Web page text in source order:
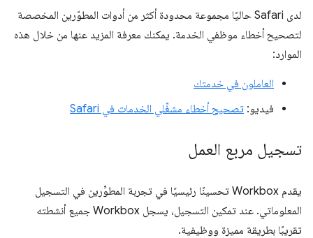
لدى Safari حاليًا مجموعة محدودة أكثر من أدوات المطوّرين المخصصة
لتصحيح أخطاء موظفي الخدمة. يمكنك معرفة المزيد عنها من خلال هذه
الموارد:
العاملون في خدمتك
فيديو: تصحيح أخطاء مشغِّلي الخدمات في Safari
تسجيل مربع العمل
يقدم Workbox تحسينًا رئيسيًا في تجربة المطوِّرين في التسجيل
المعلوماتي. عند تمكين التسجيل، يسجل Workbox جميع أنشطته
تقريبًا بطريقة مميزة ووظيفية.